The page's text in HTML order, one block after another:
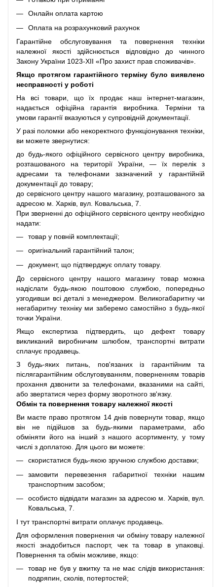
Онлайн оплата картою
Оплата на розрахунковий рахунок
Гарантійне обслуговування та повернення техніки
належної якості здійснюється відповідно до чинного
Закону України 1023-XII «Про захист прав споживачів».
Якщо протягом гарантійного терміну було виявлено
несправності у роботі
На всі товари, що їх продає наш інтернет-магазин,
надається офіційна гарантія виробника. Терміни та
умови гарантії вказуються у супровідній документації.
У разі поломки або некоректного функціонування техніки,
ви можете звернутися:
до будь-якого офіційного сервісного центру виробника,
розташованого на території України, — їх перелік з
адресами та телефонами зазначений у гарантійній
документації до товару;
до сервісного центру нашого магазину, розташованого за
адресою м. Харків, вул. Ковальська, 7.
При зверненні до офіційного сервісного центру необхідно
надати:
товар у повній комплектації;
оригінальний гарантійний талон;
документ, що підтверджує оплату товару.
До сервісного центру нашого магазину товар можна
надіслати будь-якою поштовою службою, попередньо
узгодивши всі деталі з менеджером. Великогабаритну чи
негабаритну техніку ми заберемо самостійно з будь-якої
точки України.
Якщо експертиза підтвердить, що дефект товару
викликаний виробничим шлюбом, транспортні витрати
сплачує продавець.
З будь-яких питань, пов'язаних із гарантійним та
післягарантійним обслуговуванням, поверненням товарів
прохання дзвонити за телефонами, вказаними на сайті,
або звертатися через форму зворотного зв'язку.
Обмін та повернення товару належної якості
Ви маєте право протягом 14 днів повернути товар, якщо
він не підійшов за будь-якими параметрами, або
обміняти його на інший з нашого асортименту, у тому
числі з доплатою. Для цього ви можете:
скористатися будь-якою зручною службою доставки;
замовити перевезення габаритної техніки нашим
транспортним засобом;
особисто відвідати магазин за адресою м. Харків, вул.
Ковальська, 7.
І тут транспортні витрати оплачує продавець.
Для оформлення повернення чи обміну товару належної
якості знадобиться паспорт, чек та товар в упаковці.
Повернення та обмін можливе, якщо:
товар не був у вжитку та не має слідів використання:
подряпин, сколів, потертостей;